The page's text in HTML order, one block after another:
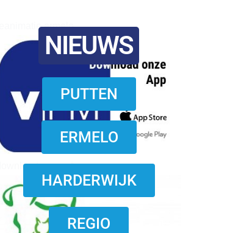
reanimatie ermelo
download onzze App
NIEUWS
PUTTEN
ERMELO
HARDERWIJK
REGIO